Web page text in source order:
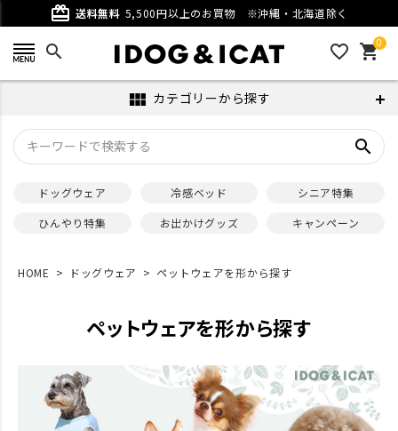
card_giftcard 送料無料 5,500円以上のお買物 ※沖縄・北海道除く
search favorite_outline 0
shopping_cart
view_module カテゴリーから探す
search
ドッグウェア 冷感ベッド
シニア特集
ひんやり特集
お出かけグッズ キャンペーン
HOME ドッグウェア ペットウェアを形から探す
ペットウェアを形から探す